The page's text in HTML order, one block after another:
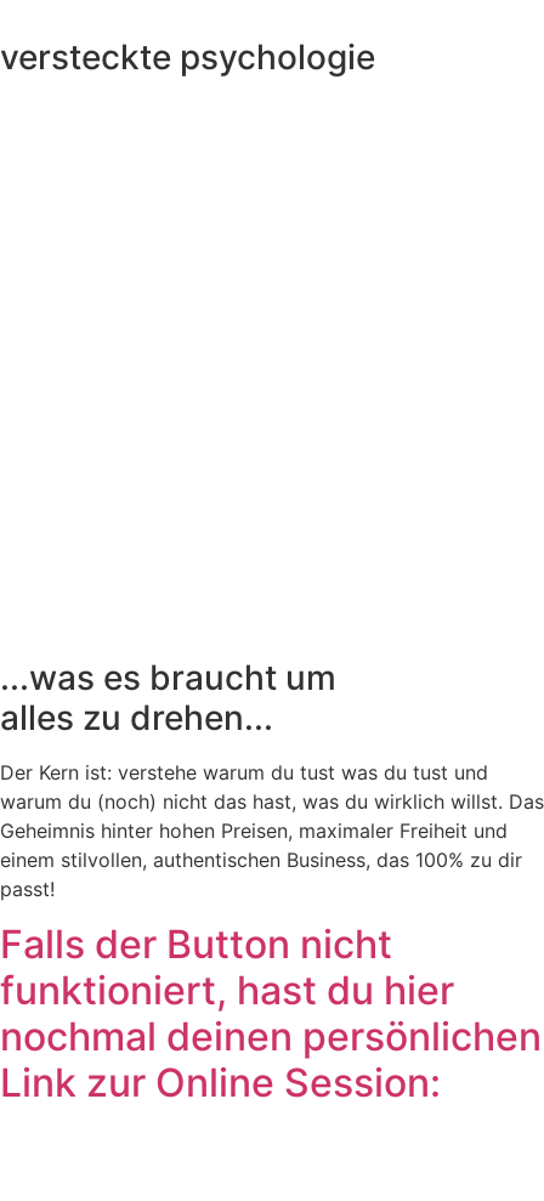
versteckte psychologie
...was es braucht um
alles zu drehen...
Der Kern ist: verstehe warum du tust was du tust und
warum du (noch) nicht das hast, was du wirklich willst. Das
Geheimnis hinter hohen Preisen, maximaler Freiheit und
einem stilvollen, authentischen Business, das 100% zu dir
passt!
Falls der Button nicht
funktioniert, hast du hier
nochmal deinen persönlichen
Link zur Online Session: